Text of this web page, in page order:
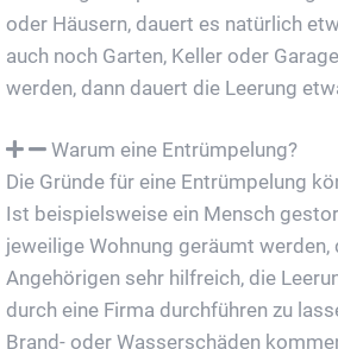
oder Häusern, dauert es natürlich
auch noch Garten, Keller oder
werden, dann dauert die Leerung
Warum eine Entrümpelung?
Die Gründe für eine Entrümpelung
Ist beispielsweise ein Mensch
jeweilige Wohnung geräumt
Angehörigen sehr hilfreich, die
durch eine Firma durchführen zu
Brand- oder Wasserschäden